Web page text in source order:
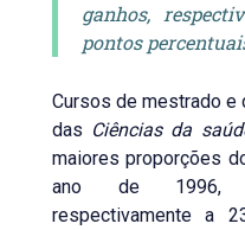
ganhos,
pontos
Cursos de mestrado e
das Ciências da
maiores proporções
ano de 1996,
respectivamente a